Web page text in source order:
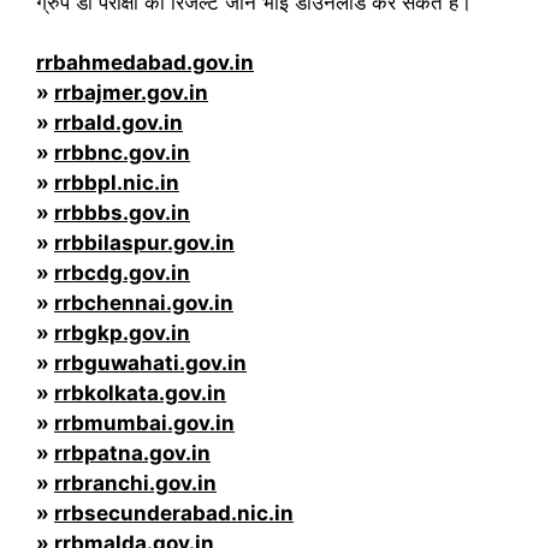
rrbahmedabad.gov.in
» rrbajmer.gov.in
» rrbald.gov.in
» rrbbnc.gov.in
» rrbbpl.nic.in
» rrbbbs.gov.in
» rrbbilaspur.gov.in
» rrbcdg.gov.in
» rrbchennai.gov.in
» rrbgkp.gov.in
» rrbguwahati.gov.in
» rrbkolkata.gov.in
» rrbmumbai.gov.in
» rrbpatna.gov.in
» rrbranchi.gov.in
» rrbsecunderabad.nic.in
» rrbmalda.gov.in